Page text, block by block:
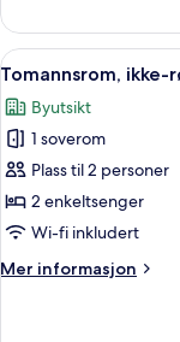
ikke-
røyk
(with
Lounge
Access)
Åpne
alle
bildene
av
Tomannsrom,
ikke-
røyk
Lounge
7
Tomannsrom, ikke-
Byutsikt
1 soverom
Plass til 2 personer
2 enkeltsenger
Wi-fi inkludert
Mer informasjon
Mer